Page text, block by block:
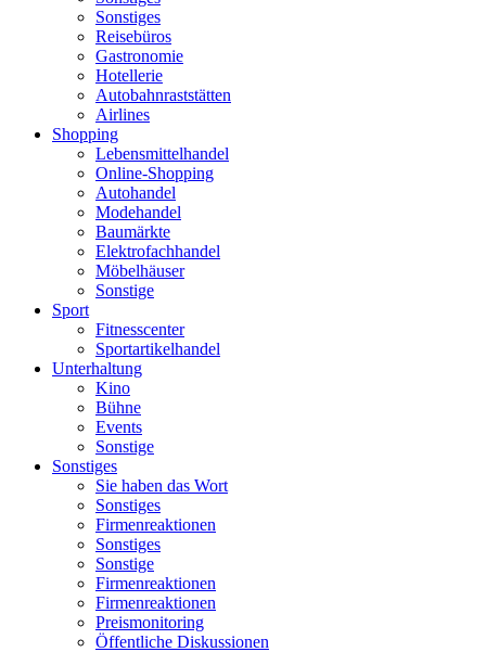
Sonstiges
Reisebüros
Gastronomie
Hotellerie
Autobahnraststätten
Airlines
Shopping
Lebensmittelhandel
Online-Shopping
Autohandel
Modehandel
Baumärkte
Elektrofachhandel
Möbelhäuser
Sonstige
Sport
Fitnesscenter
Sportartikelhandel
Unterhaltung
Kino
Bühne
Events
Sonstige
Sonstiges
Sie haben das Wort
Sonstiges
Firmenreaktionen
Sonstiges
Sonstige
Firmenreaktionen
Firmenreaktionen
Preismonitoring
Öffentliche Diskussionen